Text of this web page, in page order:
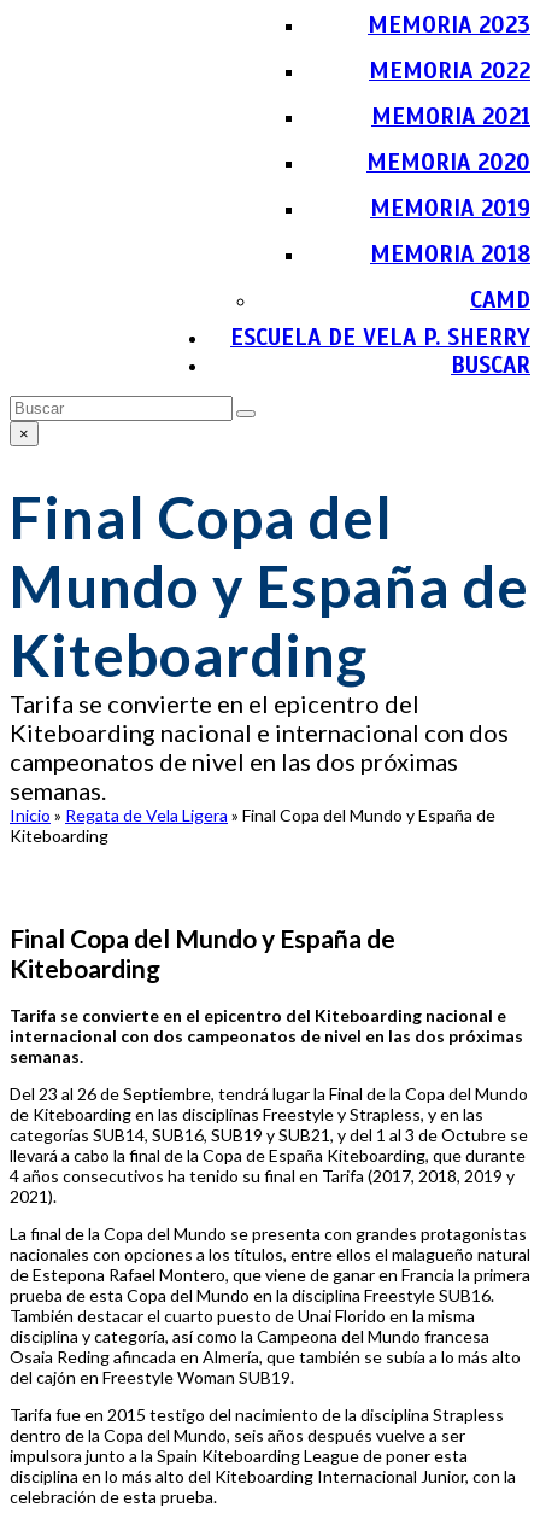
MEMORIA 2023
MEMORIA 2022
MEMORIA 2021
MEMORIA 2020
MEMORIA 2019
MEMORIA 2018
CAMD
ESCUELA DE VELA P. SHERRY
BUSCAR
Buscar
Enviar
×
Close
Final Copa del
Mundo y España de
Kiteboarding
Tarifa se convierte en el epicentro del
Kiteboarding nacional e internacional con dos
campeonatos de nivel en las dos próximas
semanas.
Inicio » Regata de Vela Ligera » Final Copa del Mundo y España de
Kiteboarding
Final Copa del Mundo y España de
Kiteboarding
Tarifa se convierte en el epicentro del Kiteboarding nacional e
internacional con dos campeonatos de nivel en las dos próximas
semanas.
Del 23 al 26 de Septiembre, tendrá lugar la Final de la Copa del Mundo
de Kiteboarding en las disciplinas Freestyle y Strapless, y en las
categorías SUB14, SUB16, SUB19 y SUB21, y del 1 al 3 de Octubre se
llevará a cabo la final de la Copa de España Kiteboarding, que durante
4 años consecutivos ha tenido su final en Tarifa (2017, 2018, 2019 y
2021).
La final de la Copa del Mundo se presenta con grandes protagonistas
nacionales con opciones a los títulos, entre ellos el malagueño natural
de Estepona Rafael Montero, que viene de ganar en Francia la primera
prueba de esta Copa del Mundo en la disciplina Freestyle SUB16.
También destacar el cuarto puesto de Unai Florido en la misma
disciplina y categoría, así como la Campeona del Mundo francesa
Osaia Reding afincada en Almería, que también se subía a lo más alto
del cajón en Freestyle Woman SUB19.
Tarifa fue en 2015 testigo del nacimiento de la disciplina Strapless
dentro de la Copa del Mundo, seis años después vuelve a ser
impulsora junto a la Spain Kiteboarding League de poner esta
disciplina en lo más alto del Kiteboarding Internacional Junior, con la
celebración de esta prueba.